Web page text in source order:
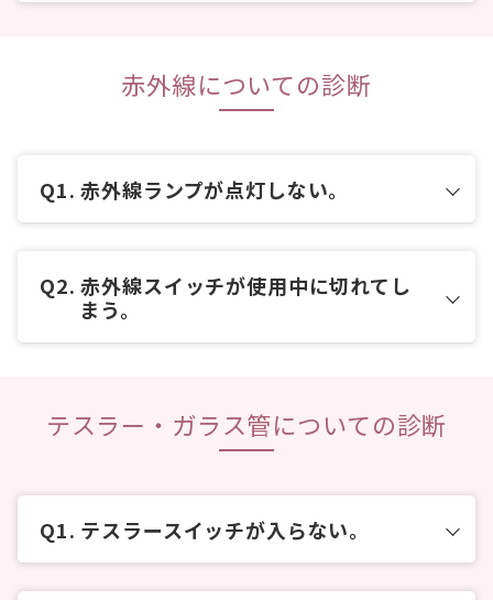
赤外線についての診断
赤外線ランプが点灯しない。
赤外線スイッチが使用中に切れてし
まう。
テスラー・ガラス管についての診断
テスラースイッチが入らない。